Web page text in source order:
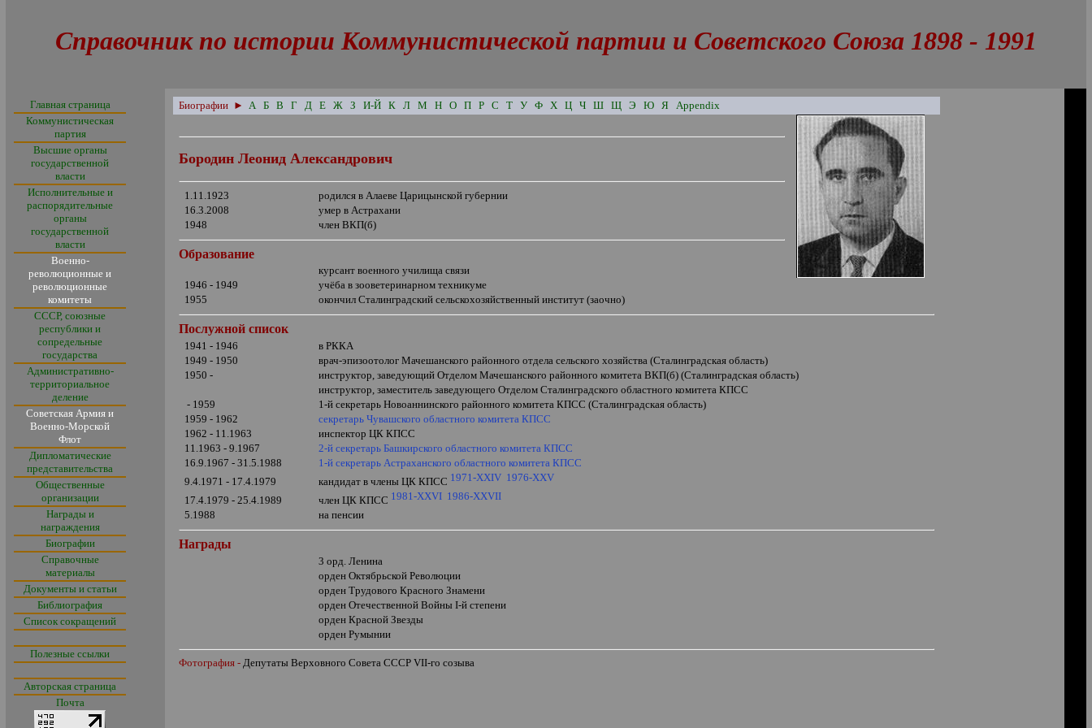
Справочник по истории Коммунистической партии и Советского Союза 1898 - 1991
Главная страница
Коммунистическая
партия
Высшие органы
государственной
власти
Исполнительные и
распорядительные
органы
государственной
власти
Военно-
революционные и
революционные
комитеты
СССР, союзные
республики и
сопредельные
государства
Административно-
территориальное
деление
Советская Армия и
Военно-Морской
Флот
Дипломатические
представительства
Общественные
организации
Награды и
награждения
Биографии
Справочные
материалы
Документы и статьи
Библиография
Список сокращений
Полезные ссылки
Авторская страница
Почта
Биографии ► А Б В Г Д Е Ж З И-Й К Л М Н О П Р С Т У Ф Х Ц Ч Ш Щ Э Ю Я Appendix
Бородин Леонид Александрович
1.11.1923
родился в Алаеве Царицынской губернии
16.3.2008
умер в Астрахани
1948
член ВКП(б)
Образование
курсант военного училища связи
1946 - 1949
учёба в зооветеринарном техникуме
1955
окончил Сталинградский сельскохозяйственный институт (заочно)
Послужной список
1941 - 1946
в РККА
1949 - 1950
врач-эпизоотолог Мачешанского районного отдела сельского хозяйства (Сталинградская область)
1950 -
инструктор, заведующий Отделом Мачешанского районного комитета ВКП(б) (Сталинградская область)
инструктор, заместитель заведующего Отделом Сталинградского областного комитета КПСС
- 1959
1-й секретарь Новоаннинского районного комитета КПСС (Сталинградская область)
1959 - 1962
секретарь Чувашского областного комитета КПСС
1962 - 11.1963
инспектор ЦК КПСС
11.1963 - 9.1967
2-й секретарь Башкирского областного комитета КПСС
16.9.1967 - 31.5.1988
1-й секретарь Астраханского областного комитета КПСС
9.4.1971 - 17.4.1979
кандидат в члены ЦК КПСС 1971-XXIV 1976-XXV
17.4.1979 - 25.4.1989
член ЦК КПСС 1981-XXVI 1986-XXVII
5.1988
на пенсии
Награды
3 орд. Ленина
орден Октябрьской Революции
орден Трудового Красного Знамени
орден Отечественной ВойныI-й степени
орден Красной Звезды
орден Румынии
Фотография -Депутаты Верховного Совета СССРVII-го созыва